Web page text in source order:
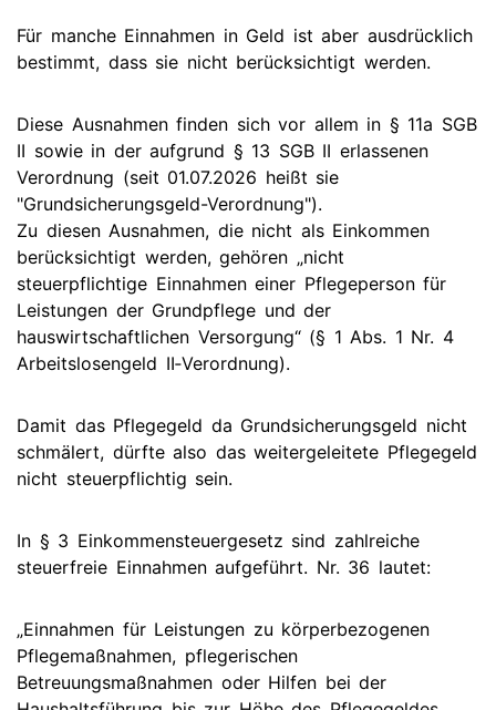
Für manche Einnahmen in Geld ist aber ausdrücklich
bestimmt, dass sie nicht berücksichtigt werden.
Diese Ausnahmen finden sich vor allem in § 11a SGB
II sowie in der aufgrund § 13 SGB II erlassenen
Verordnung (seit 01.07.2026 heißt sie
"Grundsicherungsgeld-Verordnung").
Zu diesen Ausnahmen, die nicht als Einkommen
berücksichtigt werden, gehören „nicht
steuerpflichtige Einnahmen einer Pflegeperson für
Leistungen der Grundpflege und der
hauswirtschaftlichen Versorgung“ (§ 1 Abs. 1 Nr. 4
Arbeitslosengeld II‑Verordnung).
Damit das Pflegegeld da Grundsicherungsgeld nicht
schmälert, dürfte also das weitergeleitete Pflegegeld
nicht steuerpflichtig sein.
In § 3 Einkommensteuergesetz sind zahlreiche
steuerfreie Einnahmen aufgeführt. Nr. 36 lautet:
„Einnahmen für Leistungen zu körperbezogenen
Pflegemaßnahmen, pflegerischen
Betreuungsmaßnahmen oder Hilfen bei der